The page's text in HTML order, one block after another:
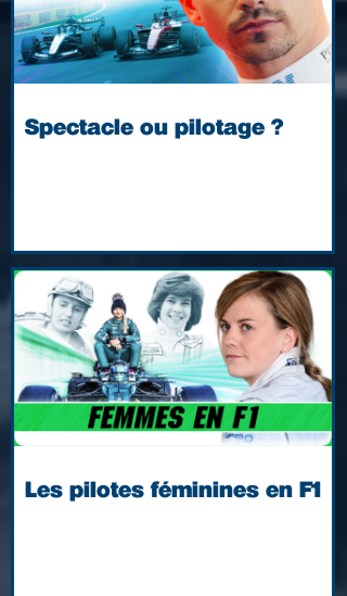
Spectacle ou pilotage ?
Les pilotes féminines en F1